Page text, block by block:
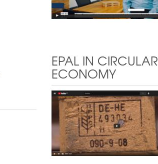
EPAL IN CIRCULAR
ECONOMY